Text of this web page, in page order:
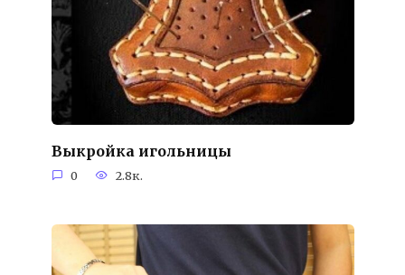
Выкройка игольницы
0 2.8к.